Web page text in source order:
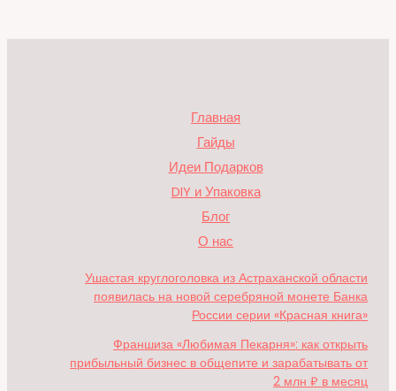
Главная
Гайды
Идеи Подарков
DIY и Упаковка
Блог
О нас
Ушастая круглоголовка из Астраханской области
появилась на новой серебряной монете Банка
России серии «Красная книга»
Франшиза «Любимая Пекарня»: как открыть
прибыльный бизнес в общепите и зарабатывать от
2 млн ₽ в месяц